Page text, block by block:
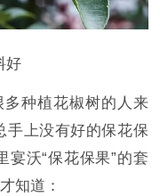
好
种植花椒树的人来
手上没有好的保花保
宴沃“保花保果”的套
知道：